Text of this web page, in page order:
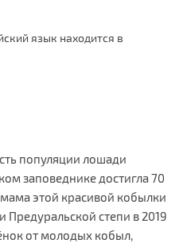
язык находится в
популяции лошади
заповеднике достигла 70
этой красивой кобылки
степи в 2019
от молодых кобыл,